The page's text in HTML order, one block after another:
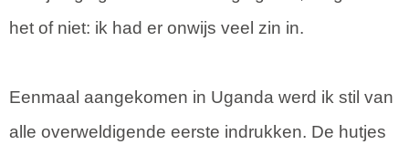
het of niet: ik had er onwijs veel zin in.
Eenmaal aangekomen in Uganda werd ik stil van
alle overweldigende eerste indrukken. De hutjes